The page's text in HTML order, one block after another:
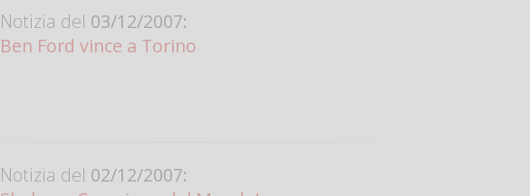
Notizia del 03/12/2007:
Ben Ford vince a Torino
Notizia del 02/12/2007: